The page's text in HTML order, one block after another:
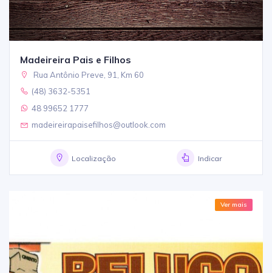
Madeireira Pais e Filhos
Rua Antônio Preve, 91, Km 60
(48) 3632-5351
48 99652 1777
madeireirapaisefilhos@outlook.com
Localização Indicar
Ver mais